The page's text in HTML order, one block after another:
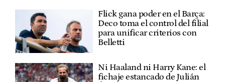
Flick gana poder en el Barça:
Deco toma el control del filial
para unificar criterios con
Belletti
Ni Haaland ni Harry Kane: el
fichaje estancado de Julián